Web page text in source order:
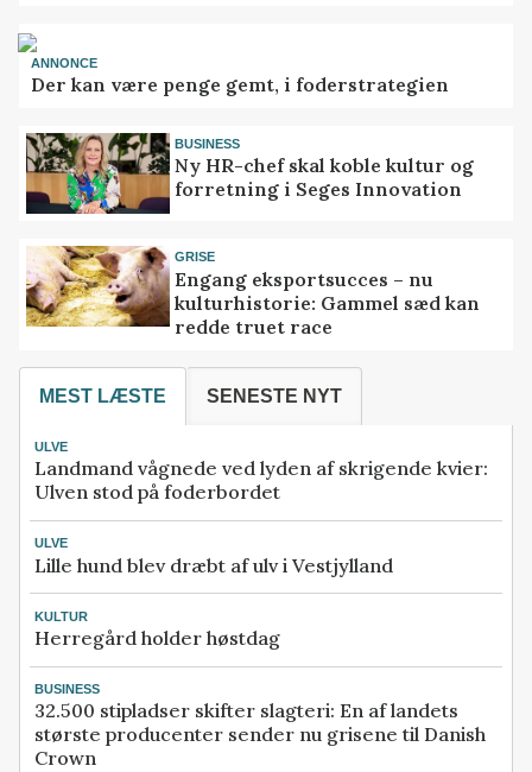
ANNONCE
Der kan være penge gemt, i foderstrategien
BUSINESS
Ny HR-chef skal koble kultur og
forretning i Seges Innovation
GRISE
Engang eksportsucces – nu
kulturhistorie: Gammel sæd kan
redde truet race
MEST LÆSTE SENESTE NYT
ULVE
Landmand vågnede ved lyden af skrigende kvier:
Ulven stod på foderbordet
ULVE
Lille hund blev dræbt af ulv i Vestjylland
KULTUR
Herregård holder høstdag
BUSINESS
32.500 stipladser skifter slagteri: En af landets
største producenter sender nu grisene til Danish
Crown